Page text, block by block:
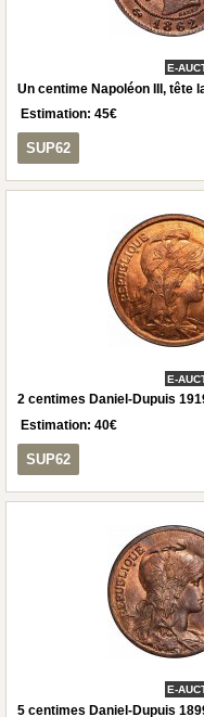
E-
Un centime Napoléon III, tête
Estimation: 45€
SUP62
E-
2 centimes Daniel-Dupuis
Estimation: 40€
SUP62
E-
5 centimes Daniel-Dupuis